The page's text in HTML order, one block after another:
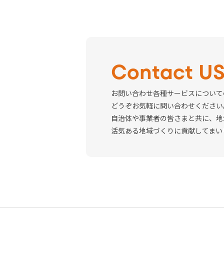
Contact US
お問い合わせ各種サービスについ
どうぞお気軽に問い合わせください
自治体や事業者の皆さまと共に、
活気ある地域づくりに貢献してまい